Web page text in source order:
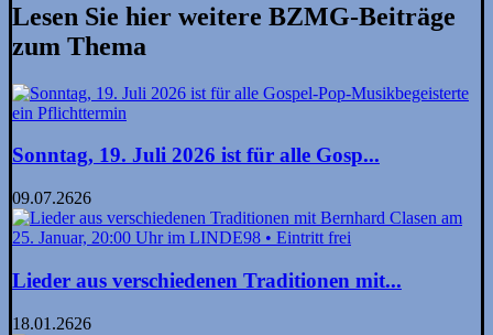
Lesen Sie hier weitere BZMG-Beiträge
zum Thema
Sonntag, 19. Juli 2026 ist für alle Gosp...
09.07.2626
Lieder aus verschiedenen Traditionen mit...
18.01.2626